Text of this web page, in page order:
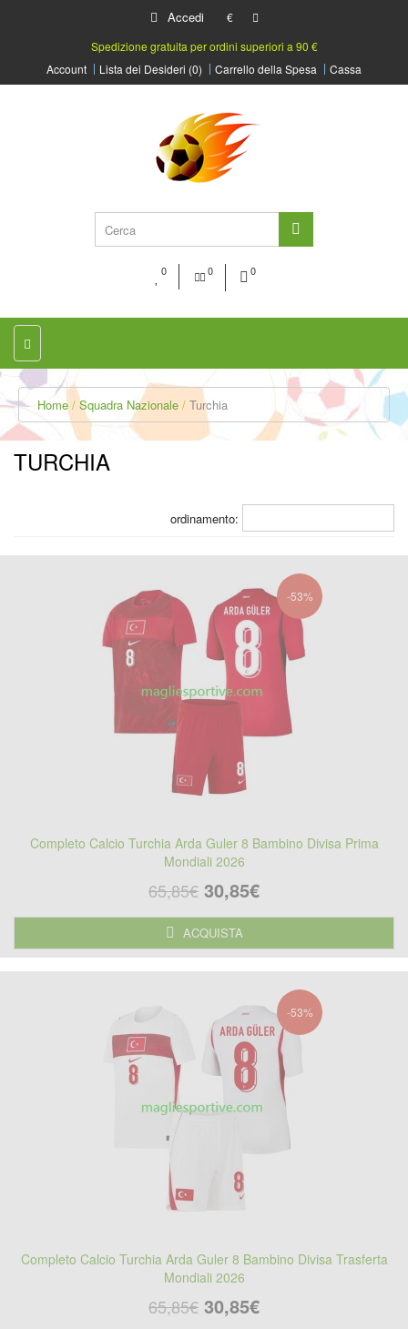
Accedi
€
Spedizione gratuita per ordini superiori a 90 €
Account
Lista dei Desideri (0) Carrello della Spesa Cassa
0 0 0
Home Squadra Nazionale Turchia
TURCHIA
ordinamento:
-53%
Completo Calcio Turchia Arda Guler 8 Bambino Divisa Prima
Mondiali 2026
65,85€ 30,85€
ACQUISTA
-53%
Completo Calcio Turchia Arda Guler 8 Bambino Divisa Trasferta
Mondiali 2026
65,85€ 30,85€